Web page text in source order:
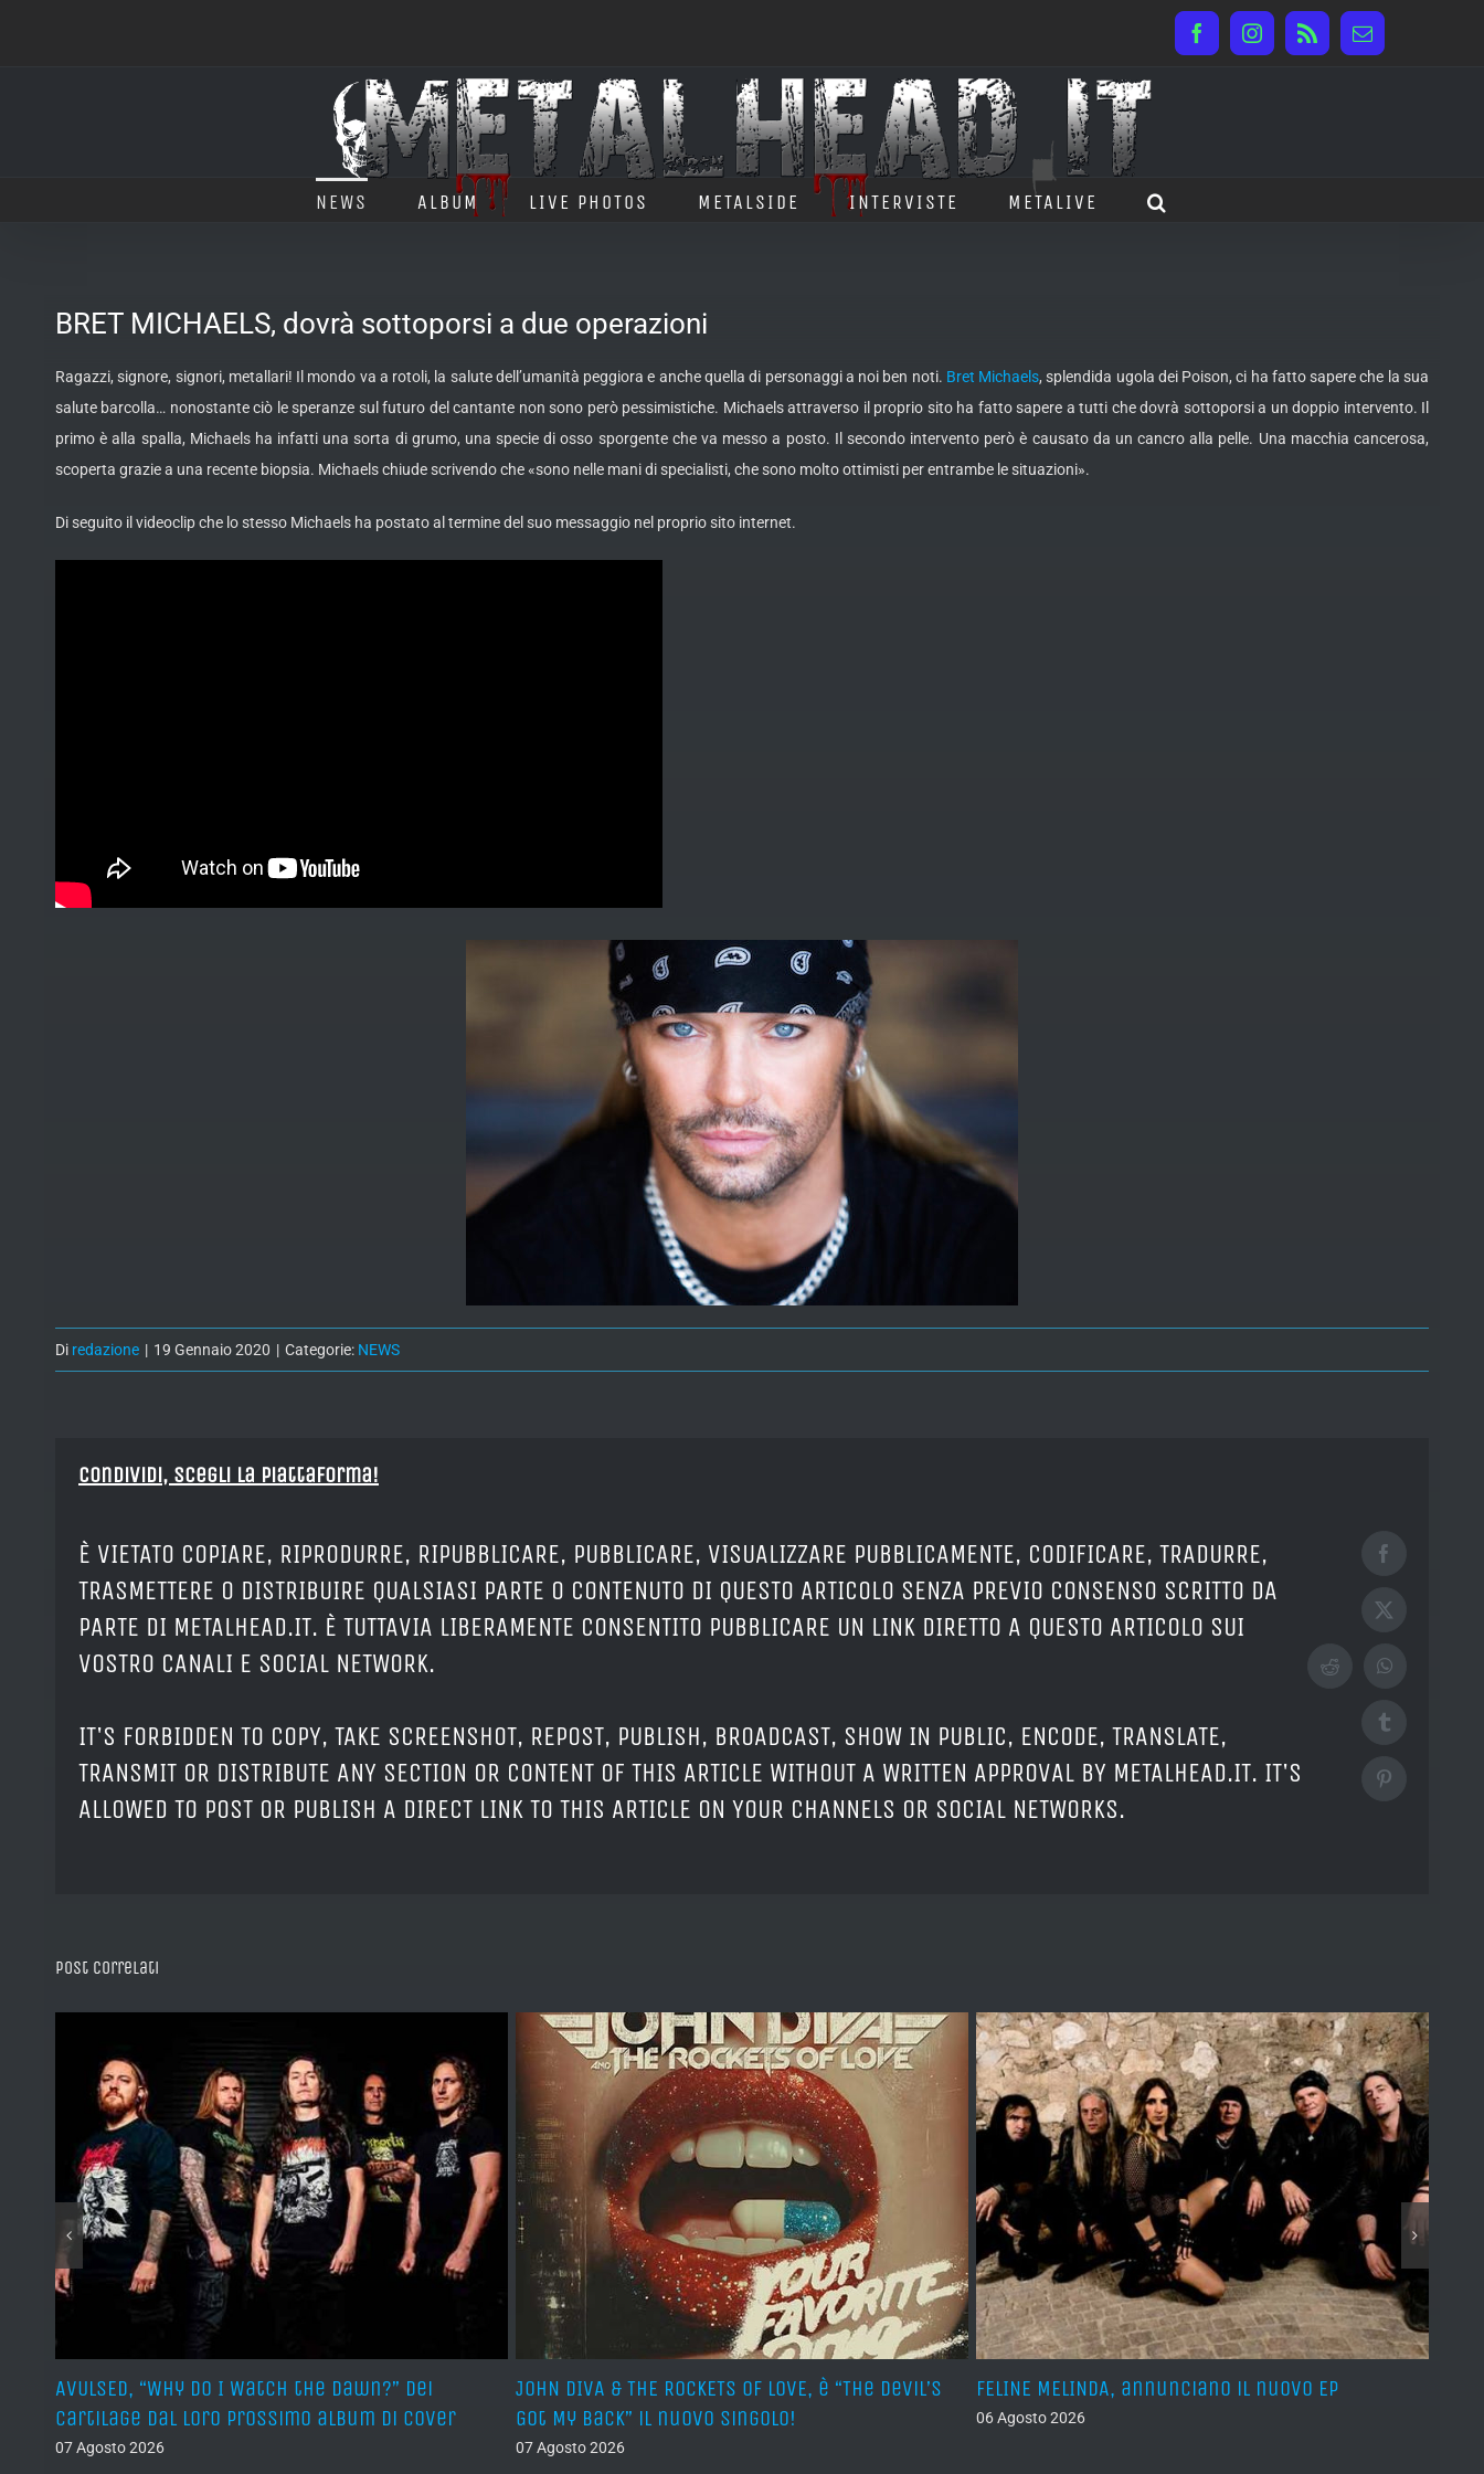
FacebookInstagram
Rss Email
NEWS ALBUM LIVE PHOTOS METALSIDE INTERVISTE METALIVE
BRET MICHAELS, dovrà sottoporsi a due operazioni
Ragazzi, signore, signori, metallari! Il mondo va a rotoli, la salute dell’umanità peggiora e anche quella di personaggi a noi ben noti. Bret Michaels, splendida ugola dei Poison, ci ha fatto sapere che la sua
salute barcolla… nonostante ciò le speranze sul futuro del cantante non sono però pessimistiche. Michaels attraverso il proprio sito ha fatto sapere a tutti che dovrà sottoporsi a un doppio intervento. Il
primo è alla spalla, Michaels ha infatti una sorta di grumo, una specie di osso sporgente che va messo a posto. Il secondo intervento però è causato da un cancro alla pelle. Una macchia cancerosa,
scoperta grazie a una recente biopsia. Michaels chiude scrivendo che «sono nelle mani di specialisti, che sono molto ottimisti per entrambe le situazioni».
Di seguito il videoclip che lo stesso Michaels ha postato al termine del suo messaggio nel proprio sito internet.
Di redazione | 19 Gennaio 2020 | Categorie: NEWS
Condividi, Scegli la piattaforma!
È VIETATO COPIARE, RIPRODURRE, RIPUBBLICARE, PUBBLICARE, VISUALIZZARE PUBBLICAMENTE, CODIFICARE, TRADURRE,
TRASMETTERE O DISTRIBUIRE QUALSIASI PARTE O CONTENUTO DI QUESTO ARTICOLO SENZA PREVIO CONSENSO SCRITTO DA
PARTE DI METALHEAD.IT. È TUTTAVIA LIBERAMENTE CONSENTITO PUBBLICARE UN LINK DIRETTO A QUESTO ARTICOLO SUI
VOSTRO CANALI E SOCIAL NETWORK.
IT'S FORBIDDEN TO COPY, TAKE SCREENSHOT, REPOST, PUBLISH, BROADCAST, SHOW IN PUBLIC, ENCODE, TRANSLATE,
TRANSMIT OR DISTRIBUTE ANY SECTION OR CONTENT OF THIS ARTICLE WITHOUT A WRITTEN APPROVAL BY METALHEAD.IT. IT'S
ALLOWED TO POST OR PUBLISH A DIRECT LINK TO THIS ARTICLE ON YOUR CHANNELS OR SOCIAL NETWORKS.
Facebook
X
RedditWhatsApp
Tumblr
Pinterest
Post correlati
AVULSED, “Why Do I Watch the Dawn?” dei
Cartilage dal loro prossimo album di cover
07 Agosto 2026
JOHN DIVA & THE ROCKETS OF LOVE, è “The Devil’s
Got My Back” il nuovo singolo!
07 Agosto 2026
FELINE MELINDA, annunciano il nuovo EP
06 Agosto 2026